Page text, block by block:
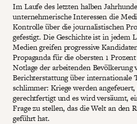
Im Laufe des letzten halben
unternehmerische Interessen die
Kontrolle über die journalistischen
gefestigt. Die Geschichte ist in jedem
Medien greifen progressive
Propaganda für die obersten 1
Notlage der arbeitenden Bevölkerung
Berichterstattung über internationale
schlimmer: Kriege werden
gerechtfertigt und es wird versäumt,
Frage zu stellen, das die Welt an den
geführt hat.